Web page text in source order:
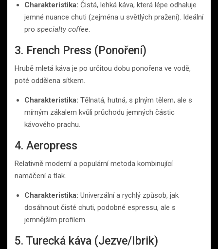
Charakteristika: Čistá, lehká káva, která lépe odhaluje
jemné nuance chuti (zejména u světlých pražení). Ideální
pro specialty coffee.
3. French Press (Ponoření)
Hrubě mletá káva je po určitou dobu ponořena ve vodě,
poté oddělena sítkem.
Charakteristika: Tělnatá, hutná, s plným tělem, ale s
mírným zákalem kvůli průchodu jemných částic
kávového prachu.
4. Aeropress
Relativně moderní a populární metoda kombinující
namáčení a tlak.
Charakteristika: Univerzální a rychlý způsob, jak
dosáhnout čisté chuti, podobné espressu, ale s
jemnějším profilem.
5. Turecká káva (Jezve/Ibrik)